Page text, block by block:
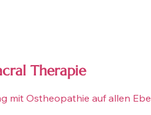
Therapie
mit Ostheopathie auf allen